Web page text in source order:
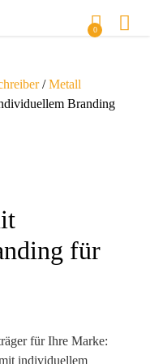
0
/Metall
Branding
für
für Ihre Marke:
individuellem